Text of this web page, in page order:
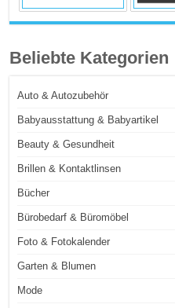
Beliebte Kategorien
Auto & Autozubehör
Babyausstattung & Babyartikel
Beauty & Gesundheit
Brillen & Kontaktlinsen
Bücher
Bürobedarf & Büromöbel
Foto & Fotokalender
Garten & Blumen
Mode